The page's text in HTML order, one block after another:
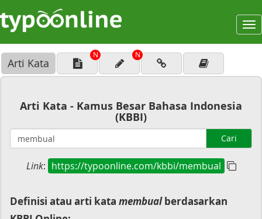
Arti Kata
N N
Arti Kata - Kamus Besar Bahasa Indonesia
(KBBI)
Cari
Link: https://typoonline.com/kbbi/membual
Definisi atau arti kata membualberdasarkan